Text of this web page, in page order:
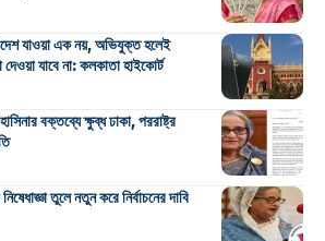
যাওয়া এক নয়, অভিযুক্ত হলেই
দেওয়া যাবে না: কলকাতা হাইকোর্ট
বক্তব্যে ক্ষুব্ধ ঢাকা, পররাষ্ট্র
তুলে নতুন করে নির্বাচনের দাবি